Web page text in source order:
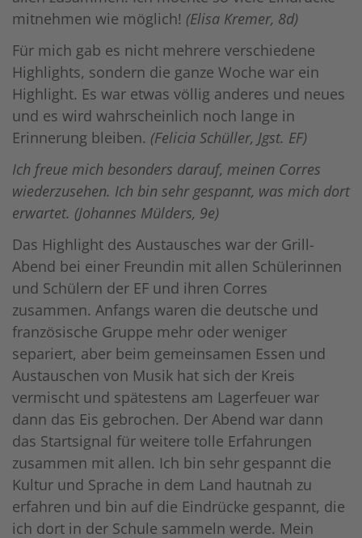
mitnehmen wie möglich! (Elisa Kremer, 8d)
Für mich gab es nicht mehrere verschiedene
Highlights, sondern die ganze Woche war ein
Highlight. Es war etwas völlig anderes und neues
und es wird wahrscheinlich noch lange in
Erinnerung bleiben. (Felicia Schüller, Jgst. EF)
Ich freue mich besonders darauf, meinen Corres
wiederzusehen. Ich bin sehr gespannt, was mich dort
erwartet. (Johannes Mülders, 9e)
Das Highlight des Austausches war der Grill-
Abend bei einer Freundin mit allen Schülerinnen
und Schülern der EF und ihren Corres
zusammen. Anfangs waren die deutsche und
französische Gruppe mehr oder weniger
separiert, aber beim gemeinsamen Essen und
Austauschen von Musik hat sich der Kreis
vermischt und spätestens am Lagerfeuer war
dann das Eis gebrochen. Der Abend war dann
das Startsignal für weitere tolle Erfahrungen
zusammen mit allen. Ich bin sehr gespannt die
Kultur und Sprache in dem Land hautnah zu
erfahren und bin auf die Eindrücke gespannt, die
ich dort in der Schule sammeln werde. Mein